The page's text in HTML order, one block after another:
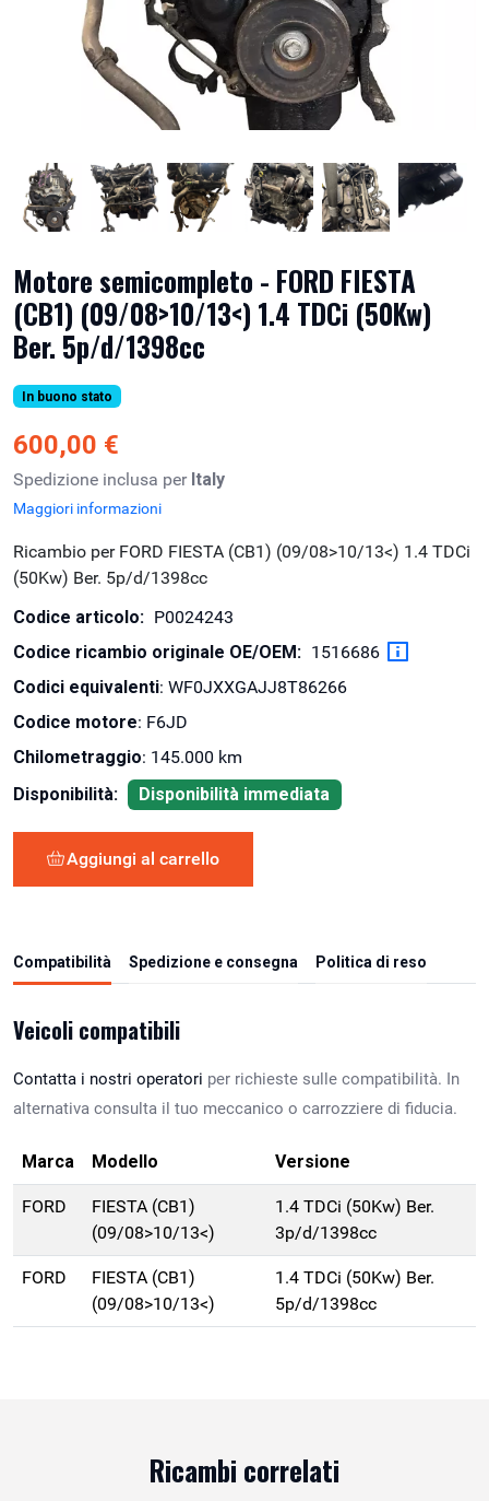
Motore semicompleto - FORD FIESTA
(CB1) (09/08>10/13<) 1.4 TDCi (50Kw)
Ber. 5p/d/1398cc
In buono stato
600,00 €
Spedizione inclusa per Italy
Maggiori informazioni
Ricambio per FORD FIESTA (CB1) (09/08>10/13<) 1.4 TDCi
(50Kw) Ber. 5p/d/1398cc
Codice articolo: P0024243
Codice ricambio originale OE/OEM: 1516686
Codici equivalenti: WF0JXXGAJJ8T86266
Codice motore: F6JD
Chilometraggio: 145.000 km
Disponibilità:
Disponibilità immediata
Aggiungi al carrello
Compatibilità Spedizione e consegna Politica di reso
Veicoli compatibili
Contatta i nostri operatori per richieste sulle compatibilità. In
alternativa consulta il tuo meccanico o carrozziere di fiducia.
Marca Modello Versione
FORD
FIESTA (CB1)
(09/08>10/13<)
1.4 TDCi (50Kw) Ber.
3p/d/1398cc
FORD
FIESTA (CB1)
(09/08>10/13<)
1.4 TDCi (50Kw) Ber.
5p/d/1398cc
Ricambi correlati